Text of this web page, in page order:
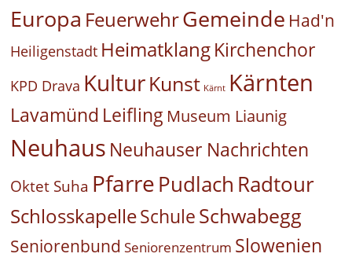
Europa FeuerwehrGemeinde Had'n
Heiligenstadt HeimatklangKirchenchor
KPD Drava KulturKunst Kärnt Kärnten
Lavamünd Leifling Museum Liaunig
Neuhaus Neuhauser Nachrichten
Oktet Suha PfarrePudlach Radtour
SchlosskapelleSchuleSchwabegg
Seniorenbund Seniorenzentrum Slowenien